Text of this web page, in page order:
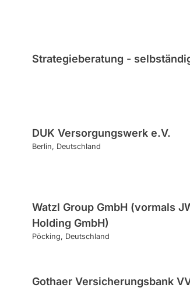
Strategieberatung -
DUK Versorgungswerk e.V.
Berlin Deutschland
Watzl Group GmbH (vormals
Holding GmbH)
Pöcking Deutschland
Gothaer Versicherungsbank